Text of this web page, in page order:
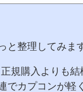
整理してみま
規購入よりも
でカプコンが軽